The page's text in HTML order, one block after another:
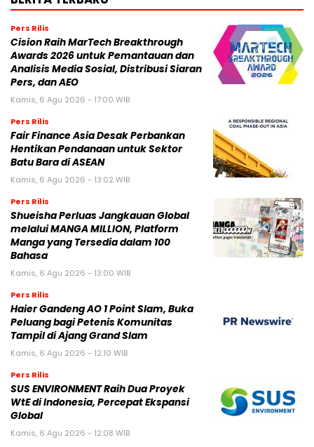
Pers Rilis
Cision Raih MarTech Breakthrough
Awards 2026 untuk Pemantauan dan
Analisis Media Sosial, Distribusi Siaran
Pers, dan AEO
Kamis, 6 Agu 2026 - 17:00 WIB
Pers Rilis
Fair Finance Asia Desak Perbankan
Hentikan Pendanaan untuk Sektor
Batu Bara di ASEAN
Kamis, 6 Agu 2026 - 13:02 WIB
Pers Rilis
Shueisha Perluas Jangkauan Global
melalui MANGA MILLION, Platform
Manga yang Tersedia dalam 100
Bahasa
Kamis, 6 Agu 2026 - 13:00 WIB
Pers Rilis
Haier Gandeng AO 1 Point Slam, Buka
Peluang bagi Petenis Komunitas
Tampil di Ajang Grand Slam
Kamis, 6 Agu 2026 - 12:10 WIB
Pers Rilis
SUS ENVIRONMENT Raih Dua Proyek
WtE di Indonesia, Percepat Ekspansi
Global
Kamis, 6 Agu 2026 - 12:08 WIB